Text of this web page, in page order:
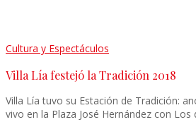
Cultura y Espectáculos
Villa Lía festejó la Tradición 2018
Villa Lía tuvo su Estación de Tradición:
vivo en la Plaza José Hernández con Los